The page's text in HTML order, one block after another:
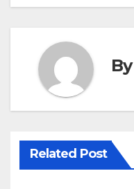
By
Related Post